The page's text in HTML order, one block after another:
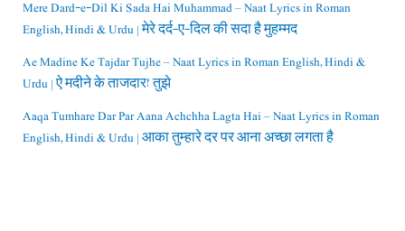
Mere Dard-e-Dil Ki Sada Hai Muhammad – Naat Lyrics in Roman
English, Hindi & Urdu | मेरे दर्द-ए-दिल की सदा है मुहम्मद
Ae Madine Ke Tajdar Tujhe – Naat Lyrics in Roman English, Hindi &
Urdu | ऐ मदीने के ताजदार! तुझे
Aaqa Tumhare Dar Par Aana Achchha Lagta Hai – Naat Lyrics in Roman
English, Hindi & Urdu | आका तुम्हारे दर पर आना अच्छा लगता है